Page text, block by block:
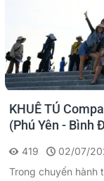
KHUÊ TÚ
(Phú Yên - Bình
419
02/07/
Trong chuyến hành